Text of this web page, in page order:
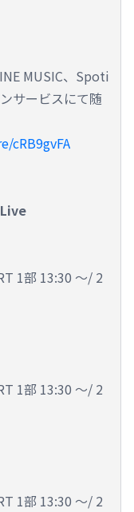
MUSIC、Spoti
サービスにて随
cRB9gvFA
1部 13:30 ～/ 2
1部 13:30 ～/ 2
1部 13:30 ～/ 2